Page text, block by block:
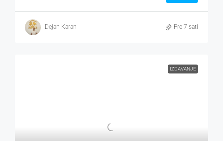
Dejan Karan Pre 7 sati
IZDAVANJE